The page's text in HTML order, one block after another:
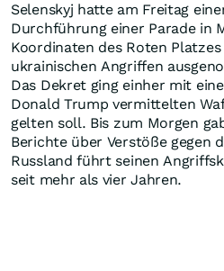
Selenskyj hatte am Freitag
Durchführung einer Parade in
Koordinaten des Roten
ukrainischen Angriffen
Das Dekret ging einher mit
Donald Trump vermittelten
gelten soll. Bis zum Morgen
Berichte über Verstöße gegen
Russland führt seinen
seit mehr als vier Jahren.